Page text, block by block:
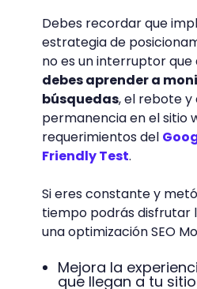
Debes recordar que
estrategia de
no es un interruptor que
debes aprender a
búsquedas, el rebote y
permanencia en el sitio
requerimientos del
Friendly Test.
Si eres constante y
tiempo podrás disfrutar
una optimización SEO
Mejora la
que llegan a tu